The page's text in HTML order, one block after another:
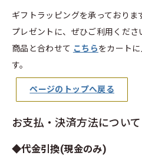
ギフトラッピングを承っており
プレゼントに、ぜひご利用くださ
商品と合わせて こちらをカート
す。
ページのトップへ戻る
お支払・決済方法について
◆代金引換(現金のみ)